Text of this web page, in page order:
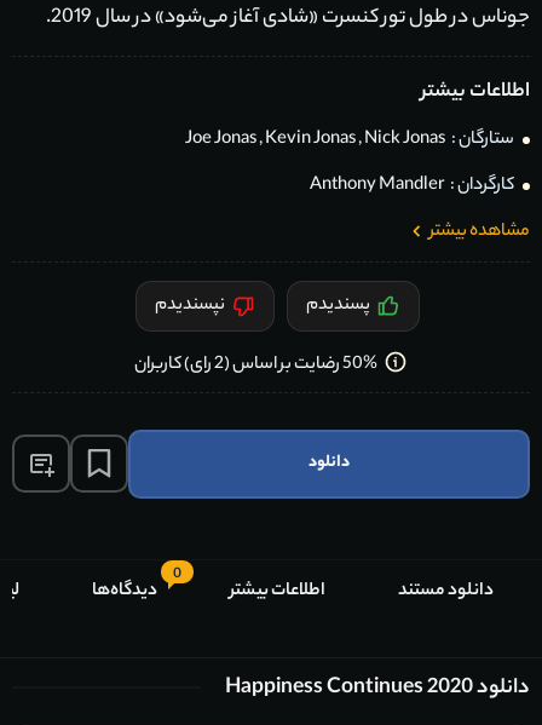
جوناس در طول تور کنسرت «شادی آغاز می‌شود» در سال 2019.
اطلاعات بیشتر
ستارگان : Joe Jonas,Kevin Jonas,Nick Jonas
کارگردان : Anthony Mandler
مشاهده بیشتر
پسندیدم نپسندیدم
50% رضایت بر اساس (2 رای) کاربران
دانلود
دانلود مستند اطلاعات بیشتر
0
دیدگاه‌ها
دانلود Happiness Continues 2020